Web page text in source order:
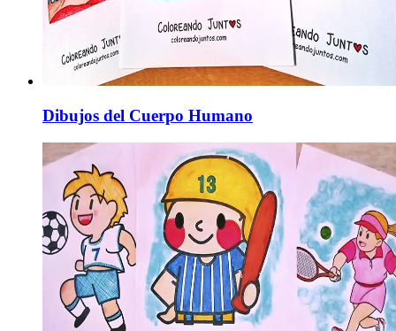
Dibujos del Cuerpo Humano